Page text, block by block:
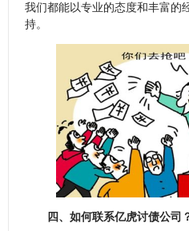
我们都能以专业的态度和丰富的
持。
四、如何联系亿虎讨债公司